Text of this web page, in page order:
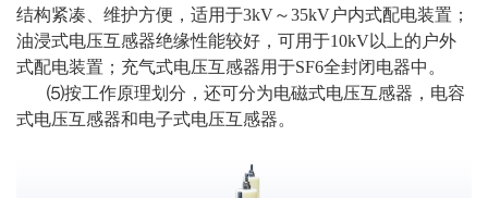
结构紧凑、维护方便，适用于3kV～35kV户内式配电装置；
油浸式电压互感器绝缘性能较好，可用于10kV以上的户外
式配电装置；充气式电压互感器用于SF6全封闭电器中。
⑸按工作原理划分，还可分为电磁式电压互感器，电容
式电压互感器和电子式电压互感器。